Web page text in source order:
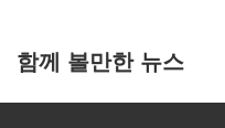
함께 볼만한 뉴스